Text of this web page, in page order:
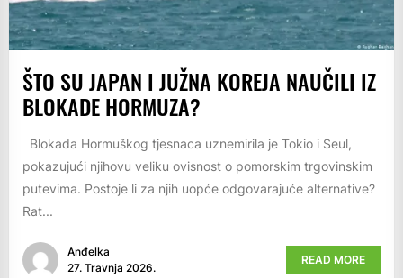
ŠTO SU JAPAN I JUŽNA KOREJA NAUČILI IZ
BLOKADE HORMUZA?
Blokada Hormuškog tjesnaca uznemirila je Tokio i Seul,
pokazujući njihovu veliku ovisnost o pomorskim trgovinskim
putevima. Postoje li za njih uopće odgovarajuće alternative?
Rat...
Anđelka
27. Travnja 2026.
READ MORE